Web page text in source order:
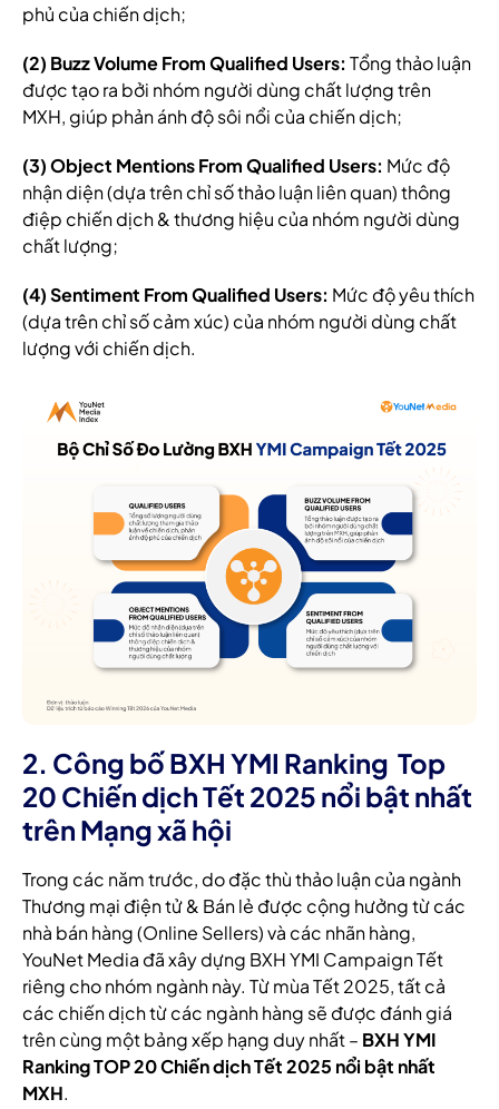
phủ của chiến dịch;
(2) Buzz Volume From Qualified Users: Tổng thảo luận
được tạo ra bởi nhóm người dùng chất lượng trên
MXH, giúp phản ánh độ sôi nổi của chiến dịch;
(3) Object Mentions From Qualified Users: Mức độ
nhận diện (dựa trên chỉ số thảo luận liên quan) thông
điệp chiến dịch & thương hiệu của nhóm người dùng
chất lượng;
(4) Sentiment From Qualified Users: Mức độ yêu thích
(dựa trên chỉ số cảm xúc) của nhóm người dùng chất
lượng với chiến dịch.
2. Công bố BXH YMI Ranking Top
20 Chiến dịch Tết 2025 nổi bật nhất
trên Mạng xã hội
Trong các năm trước, do đặc thù thảo luận của ngành
Thương mại điện tử & Bán lẻ được cộng hưởng từ các
nhà bán hàng (Online Sellers) và các nhãn hàng,
YouNet Media đã xây dựng BXH YMI Campaign Tết
riêng cho nhóm ngành này. Từ mùa Tết 2025, tất cả
các chiến dịch từ các ngành hàng sẽ được đánh giá
trên cùng một bảng xếp hạng duy nhất – BXH YMI
Ranking TOP 20 Chiến dịch Tết 2025 nổi bật nhất
MXH.